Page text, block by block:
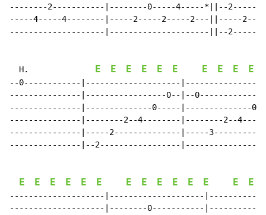
--------2-----------|--------0-----4-----*||--
-----4-----4--------|-----2-----2-----2---||-----
--------------------|---------------------||--
  H.
E E E E E E E E E E
--0------------|--------------------
---------------|-----------------0--|--
---------------|--------------0-----|--------------
---------------|--------2--4--------|--------2--
---------------|-----2--------------|-----
---------------|--2-----------------
E E E E E E E E E E E E E E
--------------------|--------------------
--------------------|--------0-----------